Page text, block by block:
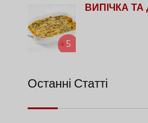
5
ВИПІЧКА
Останні Статті